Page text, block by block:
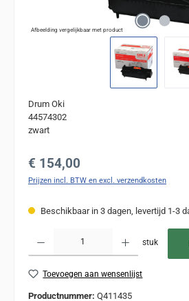
Afbeelding vergelijkbaar met product
Drum Oki
44574302
zwart
Normale prijs:
€ 154,00
Prijzen incl. BTW en excl. verzendkosten
Beschikbaar in 3 dagen, levertijd 1-3
stuk
Toevoegen aan wensenlijst
Productnummer: Q411435